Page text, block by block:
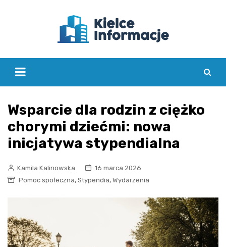
Wsparcie dla rodzin z ciężko
chorymi dziećmi: nowa
inicjatywa stypendialna
Kamila Kalinowska
16 marca 2026
Pomoc społeczna, Stypendia, Wydarzenia